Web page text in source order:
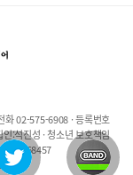
화 02-575-6908 · 등록번호
:석진성 · 청소년 보호책임
86-68457